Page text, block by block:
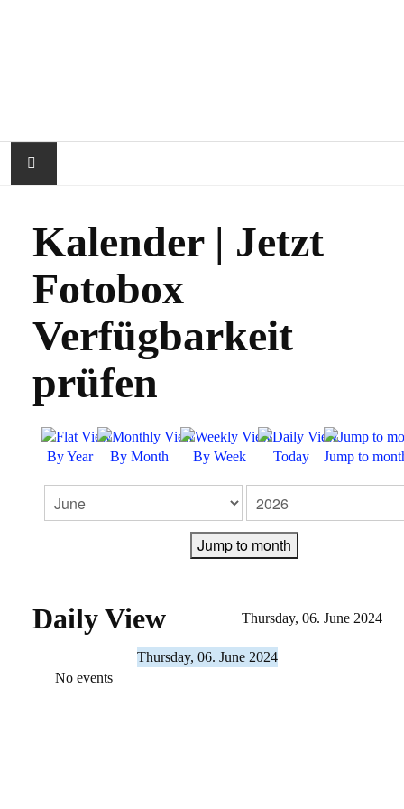
ÜBER RAPHIPI
IMPRESSIONEN
FAQ
KALENDER
FEEDBACK
IMPRESSUM
Kalender | Jetzt
Fotobox
Verfügbarkeit
prüfen
By Year By Month By Week Today Jump to
Jump to month
Daily View Thursday, 06. June 2024
Thursday, 06. June 2024
No events